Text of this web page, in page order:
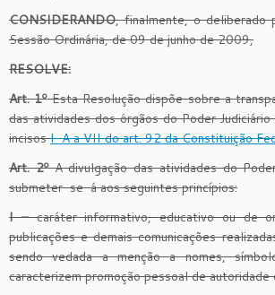
CONSIDERANDO, finalmente, o deliberado
Sessão Ordinária, de 09 de junho de 2009,
RESOLVE:
Art. 1ºEsta Resolução dispõe sobre a
das atividades dos órgãos do Poder
incisosI-A a VII do art. 92 da Constituição
Art. 2ºA divulgação das atividades do
submeter-se-á aos seguintes princípios:
I –caráter informativo, educativo ou de
publicações e demais comunicações
sendo vedada a menção a nomes,
caracterizem promoção pessoal de autoridade